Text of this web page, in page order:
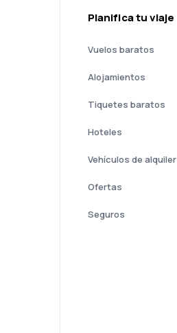
Planifica tu viaje
Vuelos baratos
Alojamientos
Tiquetes baratos
Hoteles
Vehículos de alquiler
Ofertas
Seguros